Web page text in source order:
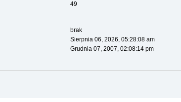
49
brak
Sierpnia 06, 2026, 05:28:08 am
Grudnia 07, 2007, 02:08:14 pm